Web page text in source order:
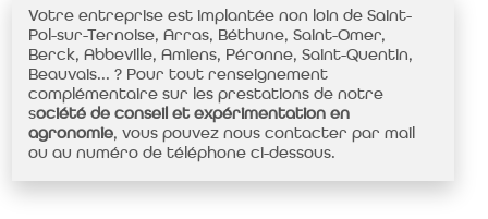
Votre entreprise est implantée non loin de Saint-
Pol-sur-Ternoise, Arras, Béthune, Saint-Omer,
Berck, Abbeville, Amiens, Péronne, Saint-Quentin,
Beauvais... ? Pour tout renseignement
complémentaire sur les prestations de notre
société de conseil et expérimentation en
agronomie, vous pouvez nous contacter par mail
ou au numéro de téléphone ci-dessous.